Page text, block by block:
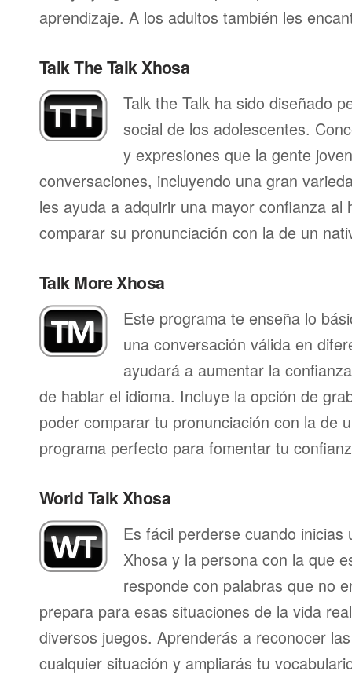
aprendizaje. A los adultos también les
Talk The Talk Xhosa
Talk the Talk ha sido diseñado
social de los adolescentes.
y expresiones que la gente
conversaciones, incluyendo una gran
les ayuda a adquirir una mayor confianza al
comparar su pronunciación con la de un
Talk More Xhosa
Este programa te enseña lo
una conversación válida en
ayudará a aumentar la
de hablar el idioma. Incluye la opción de
poder comparar tu pronunciación con la de
programa perfecto para fomentar tu
World Talk Xhosa
Es fácil perderse cuando inicias
Xhosa y la persona con la que
responde con palabras que no
prepara para esas situaciones de la vida
diversos juegos. Aprenderás a reconocer
cualquier situación y ampliarás tu